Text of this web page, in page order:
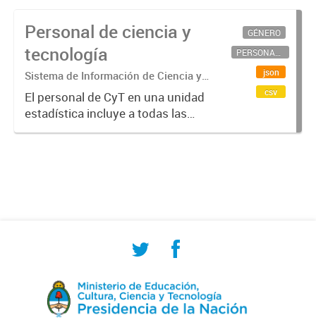
Personal de ciencia y
tecnología
Sistema de Información de Ciencia y
Tecnología Argentino (SICYTAR)
El personal de CyT en una unidad
estadística incluye a todas las
personas involucradas
GÉNERO
PERSONAL CIENTÍFICO-TECNOLÓGICO
json
csv